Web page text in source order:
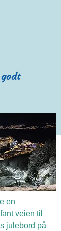
en
veien til
julebord på